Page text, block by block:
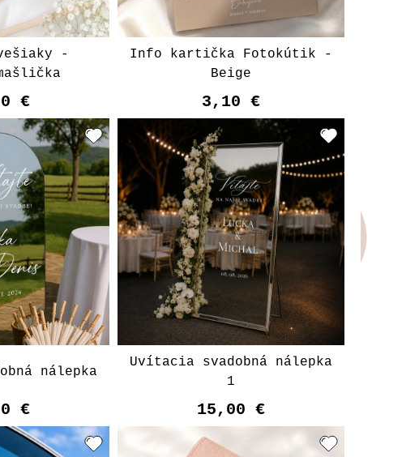
-
€
Info kartička Fotokútik -
Beige
3,10 €
Vyberte variant
nálepka
€
variant
Uvítacia svadobná nálepka
1
15,00 €
Vyberte variant